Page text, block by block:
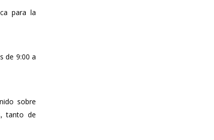
para la
de 9:00 a
sobre
tanto de